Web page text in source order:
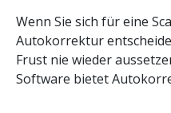
Wenn Sie sich für eine
Autokorrektur
Frust nie wieder
Software bietet